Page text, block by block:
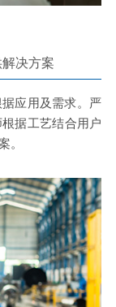
决方案
应用及需求。严
据工艺结合用户
。